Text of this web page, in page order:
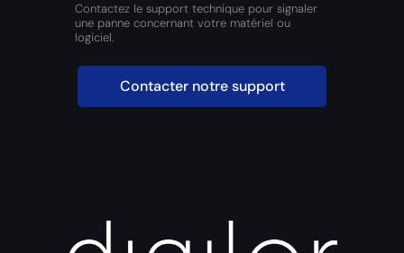
Contactez le support technique pour signaler
une panne concernant votre matériel ou
logiciel.
Contacter notre support